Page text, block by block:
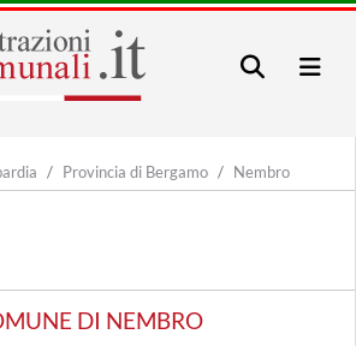
Provincia di Bergamo Nembro
DI NEMBRO